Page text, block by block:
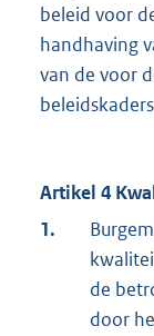
beleid voor
handhaving
van de voor
Artikel 4
1.
de
door